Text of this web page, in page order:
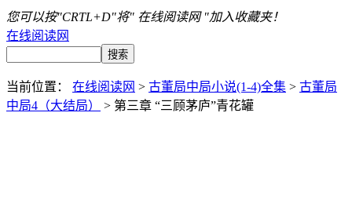
您可以按"CRTL+D"将" 在线阅读网 "加入收藏夹！
在线阅读网
当前位置： 在线阅读网 > 古董局中局小说(1-4)全集 > 古董局
中局4（大结局）
> 第三章 “三顾茅庐”青花罐